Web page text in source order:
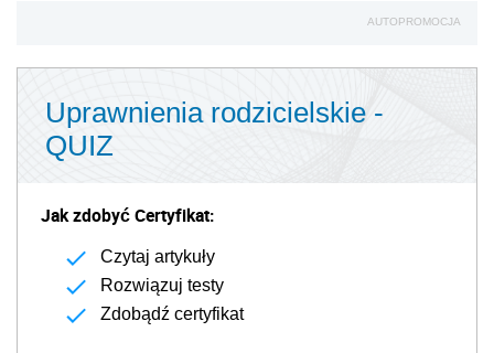
AUTOPROMOCJA
Uprawnienia rodzicielskie -
QUIZ
Jak zdobyć Certyfikat:
Czytaj artykuły
Rozwiązuj testy
Zdobądź certyfikat